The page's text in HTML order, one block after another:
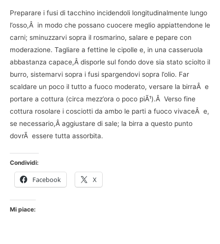
Preparare i fusi di tacchino incidendoli longitudinalmente lungo
l’osso,Â in modo che possano cuocere meglio appiattendone le
carni; sminuzzarvi sopra il rosmarino, salare e pepare con
moderazione. Tagliare a fettine le cipolle e, in una casseruola
abbastanza capace,Â disporle sul fondo dove sia stato sciolto il
burro, sistemarvi sopra i fusi spargendovi sopra l’olio. Far
scaldare un poco il tutto a fuoco moderato, versare la birraÂ e
portare a cottura (circa mezz’ora o poco piÃ¹).Â Verso fine
cottura rosolare i cosciotti da ambo le parti a fuoco vivaceÂ e,
se necessario,Â aggiustare di sale; la birra a questo punto
dovrÃ essere tutta assorbita.
Condividi:
Facebook X
Mi piace: